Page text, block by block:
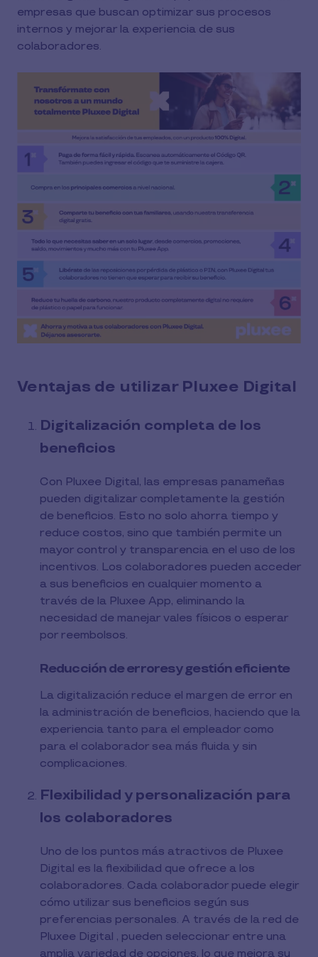
empresas que buscan optimizar sus procesos
internos y mejorar la experiencia de sus
colaboradores.
Ventajas de utilizar Pluxee Digital
Digitalización completa de los
beneficios
Con Pluxee Digital, las empresas panameñas
pueden digitalizar completamente la gestión
de beneficios. Esto no solo ahorra tiempo y
reduce costos, sino que también permite un
mayor control y transparencia en el uso de los
incentivos. Los colaboradores pueden acceder
a sus beneficios en cualquier momento a
través de la Pluxee App, eliminando la
necesidad de manejar vales físicos o esperar
por reembolsos.
Reducción de errores y gestión eficiente
La digitalización reduce el margen de error en
la administración de beneficios, haciendo que la
experiencia tanto para el empleador como
para el colaborador sea más fluida y sin
complicaciones.
Flexibilidad y personalización para
los colaboradores
Uno de los puntos más atractivos de Pluxee
Digital es la flexibilidad que ofrece a los
colaboradores. Cada colaborador puede elegir
cómo utilizar sus beneficios según sus
preferencias personales. A través de la red de
Pluxee Digital , pueden seleccionar entre una
amplia variedad de opciones, lo que mejora su